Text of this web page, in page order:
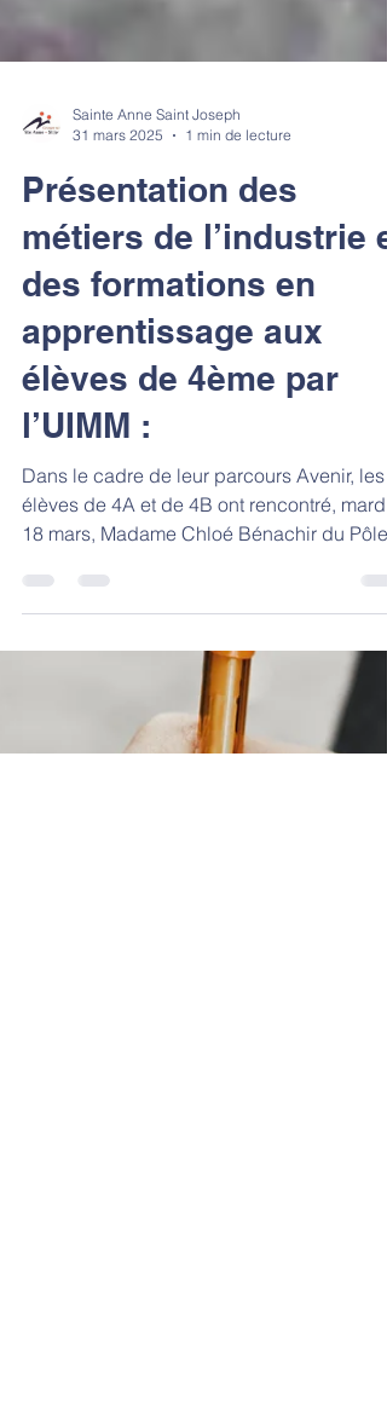
Sainte Anne Saint Joseph
31 mars 2025
1 min de lecture
Présentation des
métiers de l’industrie et
des formations en
apprentissage aux
élèves de 4ème par
l’UIMM :
Dans le cadre de leur parcours Avenir, les
élèves de 4A et de 4B ont rencontré, mardi